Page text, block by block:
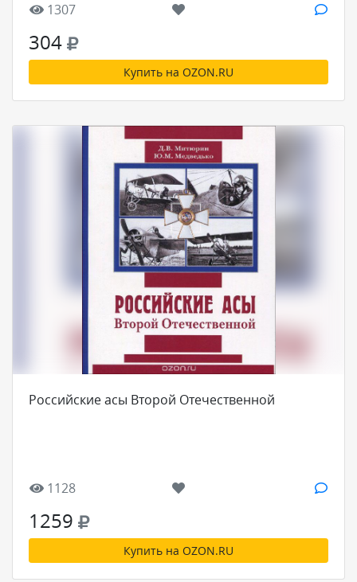
1307
304
Купить на OZON.RU
Российские асы Второй Отечественной
1128
1259
Купить на OZON.RU